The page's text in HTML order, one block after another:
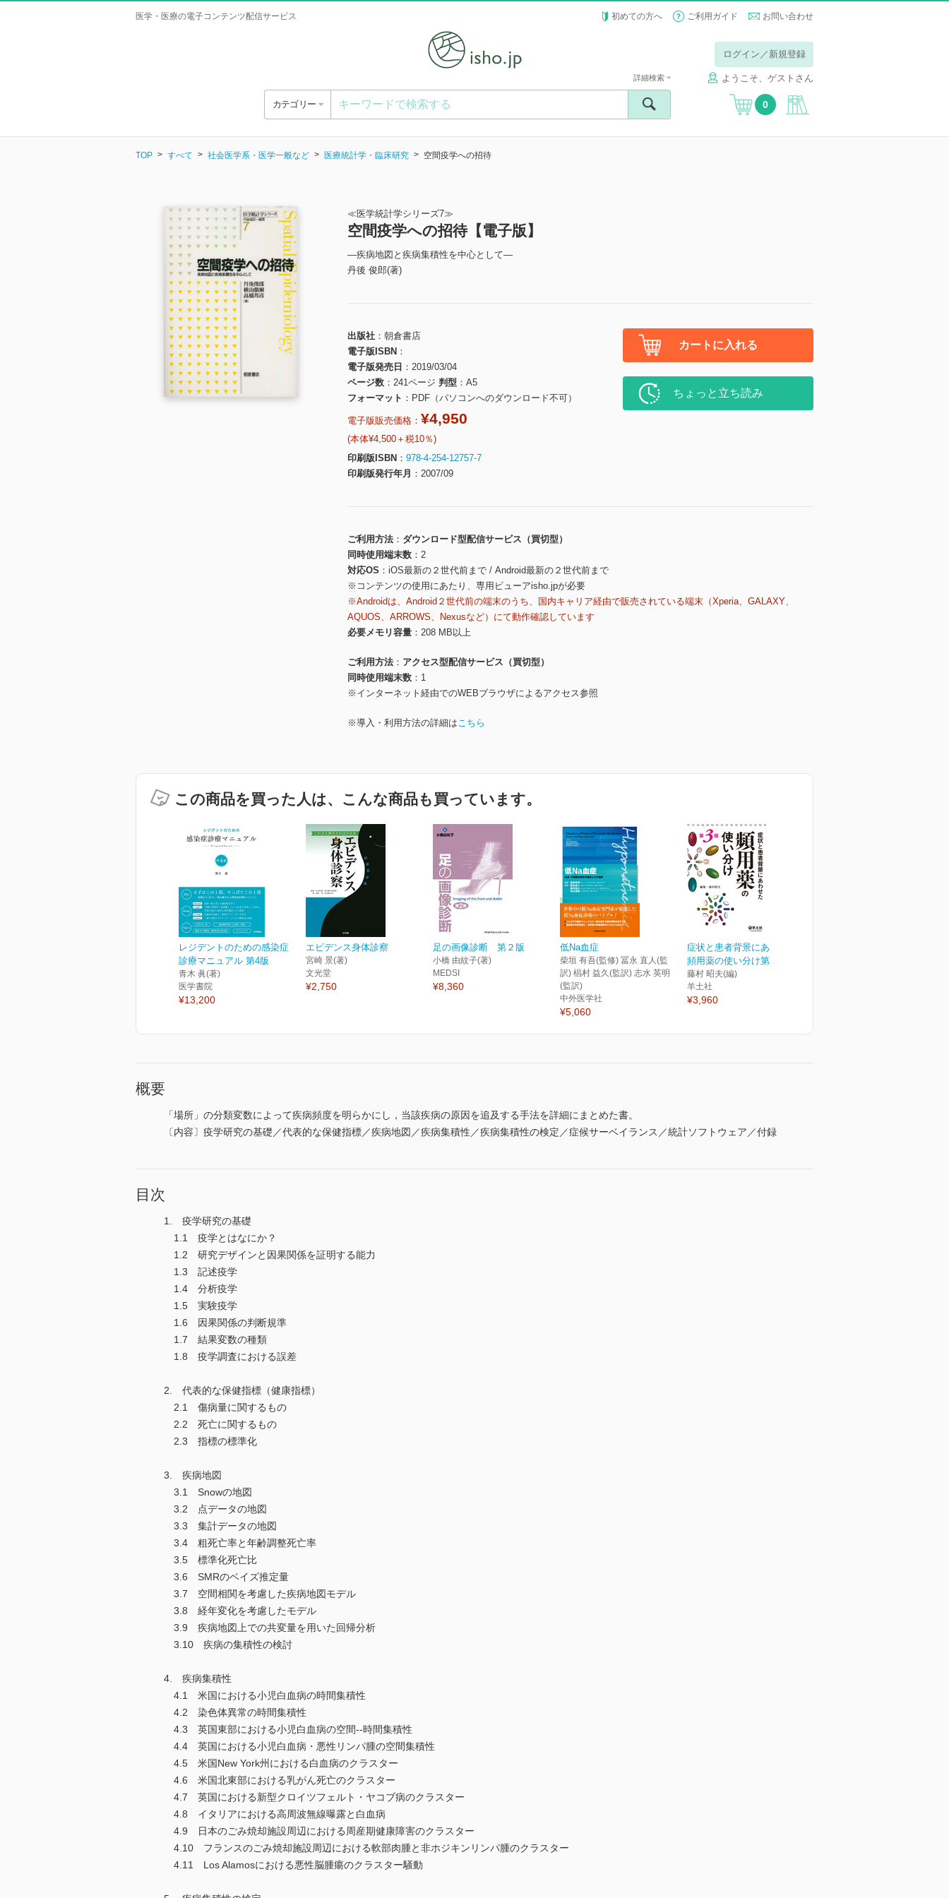
医学・医療の電子コンテンツ配信サービス 初めての方へ ご利用ガイド お問い合わせ
ログイン／新規登録
ようこそ、ゲストさん
カテゴリー
詳細検索
0
TOP すべて 社会医学系・医学一般など 医療統計学・臨床研究 空間疫学への招待
≪医学統計学シリーズ7≫
空間疫学への招待【電子版】
―疾病地図と疾病集積性を中心として―
丹後 俊郎(著)
出版社
朝倉書店
電子版ISBN
電子版発売日
2019/03/04
ページ数
241ページ 判型
A5
フォーマット
PDF（パソコンへのダウンロード不可）
電子版販売価格： ¥4,950
(本体¥4,500＋税10％)
印刷版ISBN
978-4-254-12757-7
印刷版発行年月
2007/09
カートに入れる
ちょっと立ち読み
ご利用方法
ダウンロード型配信サービス（買切型）
同時使用端末数
2
対応OS
iOS最新の２世代前まで / Android最新の２世代前まで
※コンテンツの使用にあたり、専用ビューアisho.jpが必要
※Androidは、Android２世代前の端末のうち、国内キャリア経由で販売されている端末（Xperia、GALAXY、
AQUOS、ARROWS、Nexusなど）にて動作確認しています
必要メモリ容量
208 MB以上
ご利用方法
アクセス型配信サービス（買切型）
同時使用端末数
1
※インターネット経由でのWEBブラウザによるアクセス参照
※導入・利用方法の詳細はこちら
この商品を買った人は、こんな商品も買っています。
レジデントのための感染症
診療マニュアル 第4版
青木 眞(著)
医学書院
¥13,200
エビデンス身体診察
宮崎 景(著)
文光堂
¥2,750
足の画像診断 第２版
小橋 由紋子(著)
MEDSI
¥8,360
低Na血症
柴垣 有吾(監修) 冨永 直人(監
訳) 椙村 益久(監訳) 志水 英明
(監訳)
中外医学社
¥5,060
症状と患者背景にあわせた
頻用薬の使い分け第3版
藤村 昭夫(編)
羊土社
¥3,960
概要
「場所」の分類変数によって疾病頻度を明らかにし，当該疾病の原因を追及する手法を詳細にまとめた書。
〔内容〕疫学研究の基礎／代表的な保健指標／疾病地図／疾病集積性／疾病集積性の検定／症候サーベイランス／統計ソフトウェア／付録
目次
1. 疫学研究の基礎
1.1 疫学とはなにか？
1.2 研究デザインと因果関係を証明する能力
1.3 記述疫学
1.4 分析疫学
1.5 実験疫学
1.6 因果関係の判断規準
1.7 結果変数の種類
1.8 疫学調査における誤差
2. 代表的な保健指標（健康指標）
2.1 傷病量に関するもの
2.2 死亡に関するもの
2.3 指標の標準化
3. 疾病地図
3.1 Snowの地図
3.2 点データの地図
3.3 集計データの地図
3.4 粗死亡率と年齢調整死亡率
3.5 標準化死亡比
3.6 SMRのベイズ推定量
3.7 空間相関を考慮した疾病地図モデル
3.8 経年変化を考慮したモデル
3.9 疾病地図上での共変量を用いた回帰分析
3.10 疾病の集積性の検討
4. 疾病集積性
4.1 米国における小児白血病の時間集積性
4.2 染色体異常の時間集積性
4.3 英国東部における小児白血病の空間--時間集積性
4.4 英国における小児白血病・悪性リンパ腫の空間集積性
4.5 米国New York州における白血病のクラスター
4.6 米国北東部における乳がん死亡のクラスター
4.7 英国における新型クロイツフェルト・ヤコブ病のクラスター
4.8 イタリアにおける高周波無線曝露と白血病
4.9 日本のごみ焼却施設周辺における周産期健康障害のクラスター
4.10 フランスのごみ焼却施設周辺における軟部肉腫と非ホジキンリンパ腫のクラスター
4.11 Los Alamosにおける悪性脳腫瘍のクラスター騒動